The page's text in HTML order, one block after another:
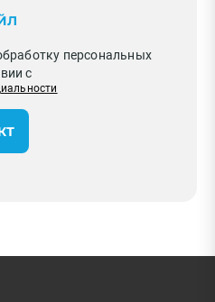
персональных
с